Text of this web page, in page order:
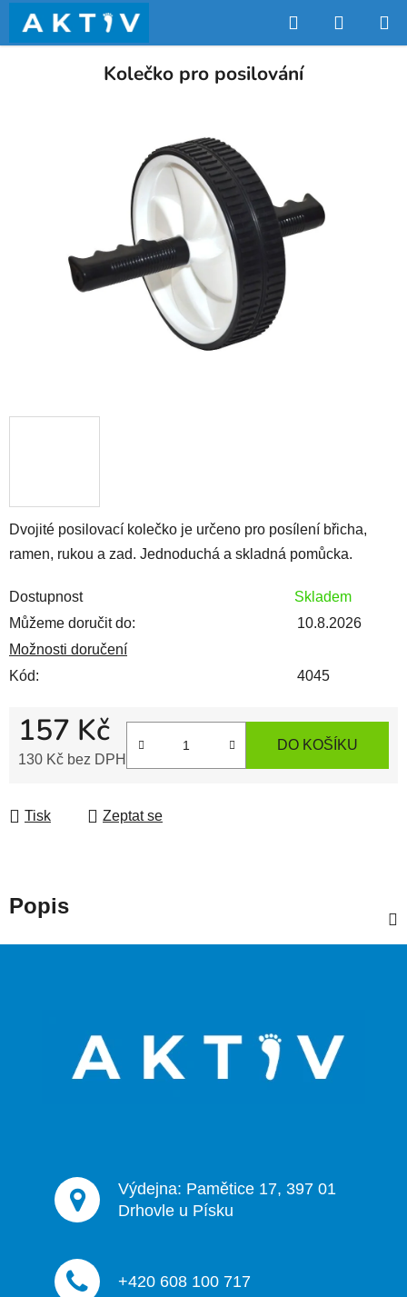
obsah
Hledat
KOŠÍK
Dvojité posilovací kolečko je určeno pro posílení břicha,
ramen, rukou a zad. Jednoduchá a skladná pomůcka.
Dostupnost
Skladem
Můžeme doručit do:
10.8.2026
Možnosti doručení
Kód:
4045
157 Kč
130 Kč bez DPH
DO KOŠÍKU
Tisk Zeptat se
Kolečko pro posilování
Popis
Výdejna: Pamětice 17, 397 01
Drhovle u Písku
+420 608 100 717